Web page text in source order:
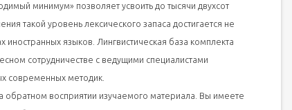
минимум» позволяет усвоить до тысячи двухсот
такой уровень лексического запаса достигается не
иностранных языков. Лингвистическая база комплекта
сотрудничестве с ведущими специалистами
современных методик.
обратном восприятии изучаемого материала. Вы имеете